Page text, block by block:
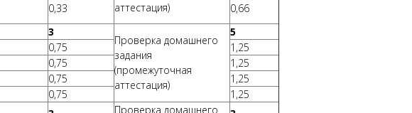
аттестация)
0,33
0,66
3
Проверка домашнего
задания
(промежуточная
аттестация)
5
0,75
1,25
0,75
1,25
0,75
1,25
0,75
1,25
Проверка домашнего